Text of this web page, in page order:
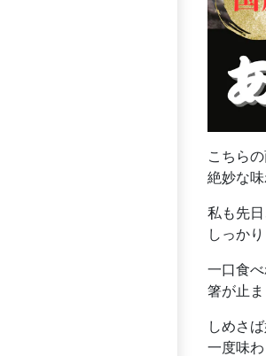
こちら
絶妙な
私も先
しっか
一口食
箸が止
しめさ
一度味